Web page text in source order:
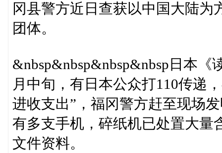
冈县警方近日查获以中国大陆
团体。
&nbsp&nbsp&nbsp&nbsp日本
月中旬，有日本公众打110传递
进收支出”，福冈警方赶至现场
有多支手机，碎纸机已处置大量
文件资料。